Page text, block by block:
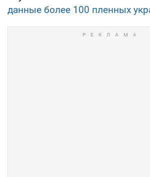
данные более 100 пленных